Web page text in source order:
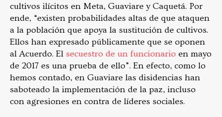
cultivos ilícitos en Meta, Guaviare y Caquetá. Por
ende, “existen probabilidades altas de que ataquen
a la población que apoya la sustitución de cultivos.
Ellos han expresado públicamente que se oponen
al Acuerdo. El secuestro de un funcionario en mayo
de 2017 es una prueba de ello”. En efecto, como lo
hemos contado, en Guaviare las disidencias han
saboteado la implementación de la paz, incluso
con agresiones en contra de líderes sociales.